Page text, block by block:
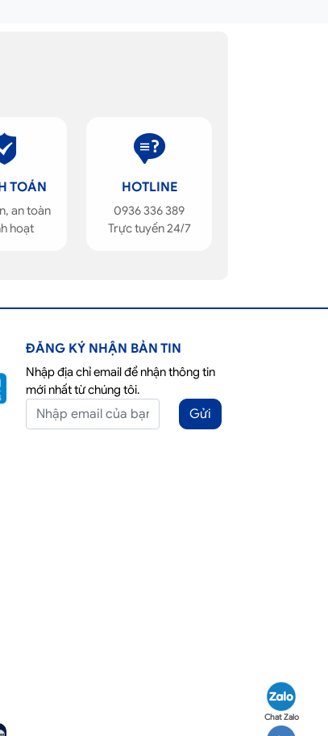
Chat Zalo
TOÁN
an toàn
hoạt
HOTLINE
0936 336 389
Trực tuyến 24/7
ĐĂNG KÝ NHẬN BẢN TIN
Nhập địa chỉ email để nhận thông tin
mới nhất từ chúng tôi.
Gửi